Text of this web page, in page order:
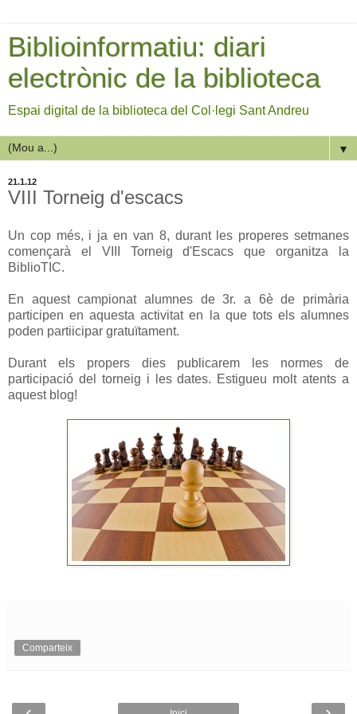
Biblioinformatiu: diari
electrònic de la biblioteca
Espai digital de la biblioteca del Col·legi Sant Andreu
▼
21.1.12
VIII Torneig d'escacs
Un cop més, i ja en van 8, durant les properes setmanes
començarà el VIII Torneig d'Escacs que organitza la
BiblioTIC.
En aquest campionat alumnes de 3r. a 6è de primària
participen en aquesta activitat en la que tots els alumnes
poden partiicipar gratuïtament.
Durant els propers dies publicarem les normes de
participació del torneig i les dates. Estigueu molt atents a
aquest blog!
Comparteix